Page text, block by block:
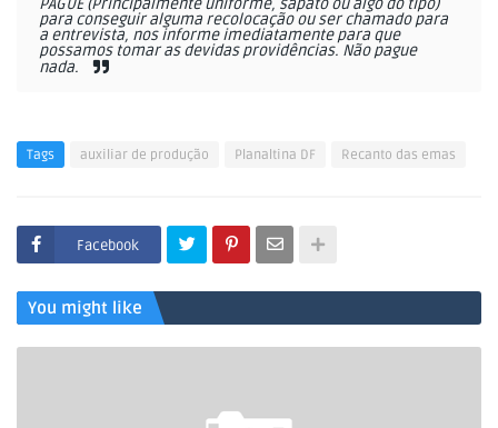
PAGUE (Principalmente uniforme, sapato ou algo do tipo)
para conseguir alguma recolocação ou ser chamado para
a entrevista, nos informe imediatamente para que
possamos tomar as devidas providências. Não pague
nada.
Tags auxiliar de produção Planaltina DF Recanto das emas
Facebook
You might like